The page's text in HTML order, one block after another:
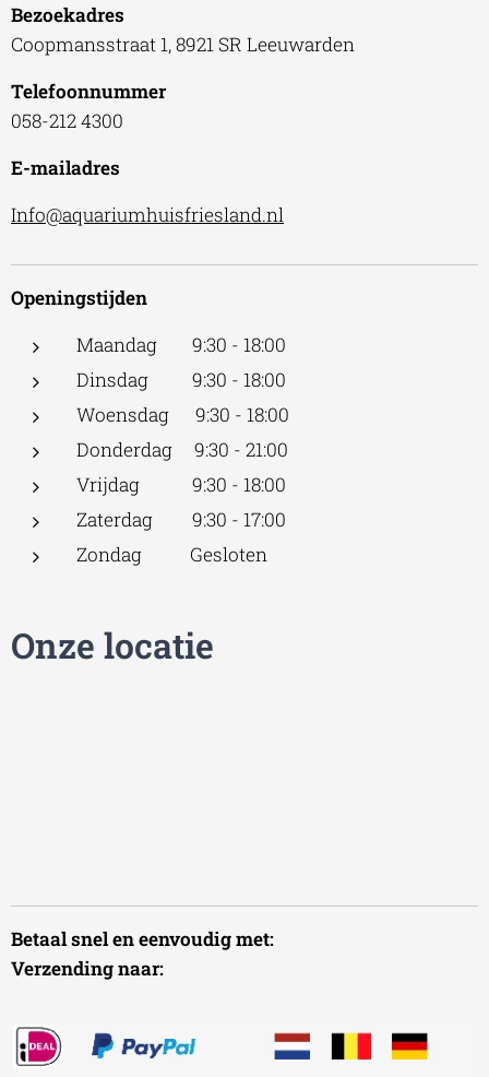
Bezoekadres
Coopmansstraat 1, 8921 SR Leeuwarden
Telefoonnummer
058-212 4300
E-mailadres
Info@aquariumhuisfriesland.nl
Openingstijden
Maandag 9:30 - 18:00
Dinsdag 9:30 - 18:00
Woensdag 9:30 - 18:00
Donderdag 9:30 - 21:00
Vrijdag 9:30 - 18:00
Zaterdag 9:30 - 17:00
Zondag Gesloten
Onze locatie
Betaal snel en eenvoudig met:
Verzending naar: